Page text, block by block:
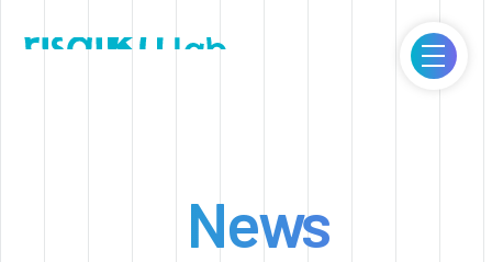
ITとアイデアで新しい価値の創造を。｜Risaiku lab.
News